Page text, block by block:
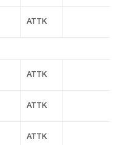
ATTK
ATTK
ATTK
ATTK